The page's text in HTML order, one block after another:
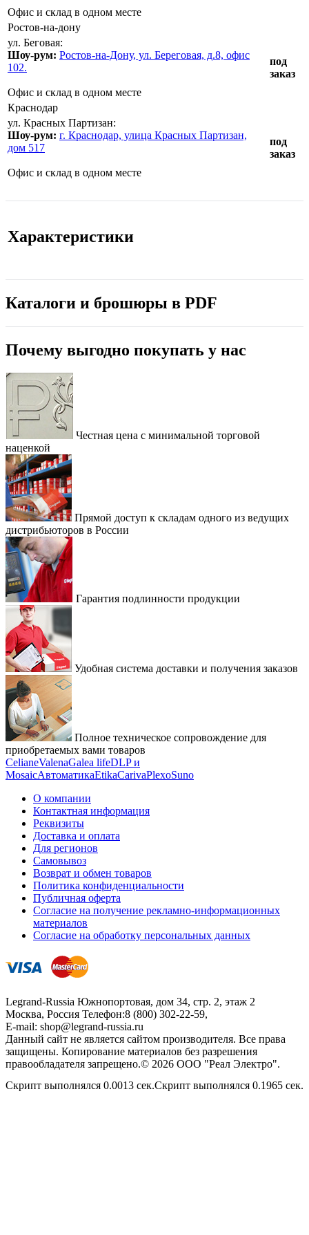
Офис и склад в одном месте
Ростов-на-дону
ул. Беговая:
Шоу-рум: Ростов-на-Дону, ул. Береговая, д.8, офис
102.
Офис и склад в одном месте
под
заказ
Краснодар
ул. Красных Партизан:
Шоу-рум: г. Краснодар, улица Красных Партизан,
дом 517
Офис и склад в одном месте
под
заказ
Характеристики
Каталоги и брошюры в PDF
Почему выгодно покупать у нас
Честная цена с минимальной торговой
наценкой
Прямой доступ к складам одного из ведущих
дистрибьюторов в России
Гарантия подлинности продукции
Удобная система доставки и получения заказов
Полное техническое сопровождение для
приобретаемых вами товаров
CelianeValenaGalea lifeDLP и
MosaicАвтоматикаEtikaCarivaPlexoSuno
О компании
Контактная информация
Реквизиты
Доставка и оплата
Для регионов
Самовывоз
Возврат и обмен товаров
Политика конфиденциальности
Публичная оферта
Согласие на получение рекламно-информационных
материалов
Согласие на обработку персональных данных
Legrand-Russia Южнопортовая, дом 34, стр. 2, этаж 2
Москва, Россия Телефон:8 (800) 302-22-59,
E-mail: shop@legrand-russia.ru
Данный сайт не является сайтом производителя. Все права
защищены. Копирование материалов без разрешения
правообладателя запрещено.© 2026 ООО "Реал Электро".
Скрипт выполнялся 0.0013 сек.Скрипт выполнялся 0.1965 сек.